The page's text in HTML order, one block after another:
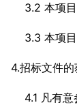
3.2 本项目
3.3 本项目
4.招标文件的
4.1 凡有意